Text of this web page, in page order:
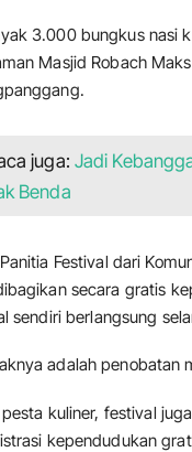
3.000 bungkus nasi
Masjid Robach
juga: Jadi
Benda
Festival dari
secara gratis
sendiri berlangsung
adalah penobatan
pesta kuliner, festival
kependudukan